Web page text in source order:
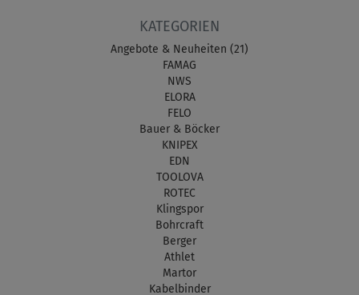
KATEGORIEN
Angebote & Neuheiten (21)
FAMAG
NWS
ELORA
FELO
Bauer & Böcker
KNIPEX
EDN
TOOLOVA
ROTEC
Klingspor
Bohrcraft
Berger
Athlet
Martor
Kabelbinder